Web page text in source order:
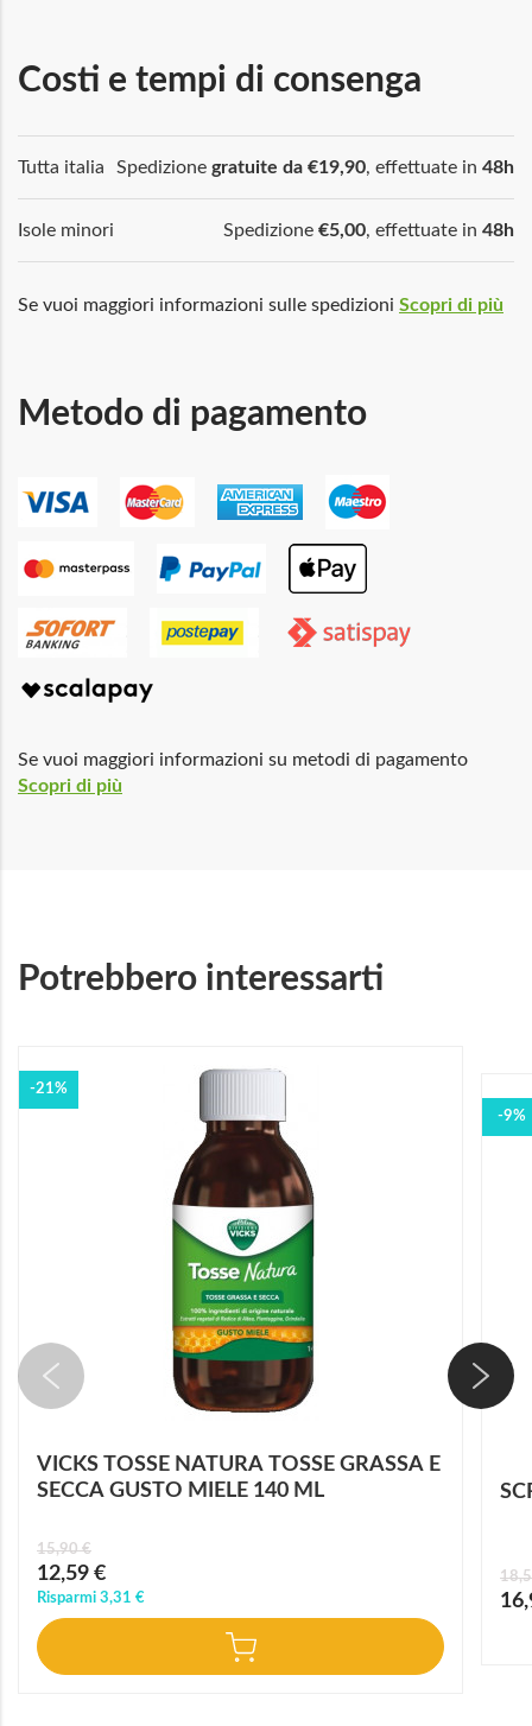
Costi e tempi di consenga
Tutta italia Spedizione gratuite da €19,90, effettuate in 48h
Isole minori Spedizione €5,00, effettuate in 48h
Se vuoi maggiori informazioni sulle spedizioni Scopri di più
Metodo di pagamento
Se vuoi maggiori informazioni su metodi di pagamento
Scopri di più
Potrebbero interessarti
-21%
VICKS TOSSE NATURA TOSSE GRASSA E
SECCA GUSTO MIELE 140 ML
Prezzo
speciale
12,59 €
15,90 €
Risparmi 3,31 €
-9%